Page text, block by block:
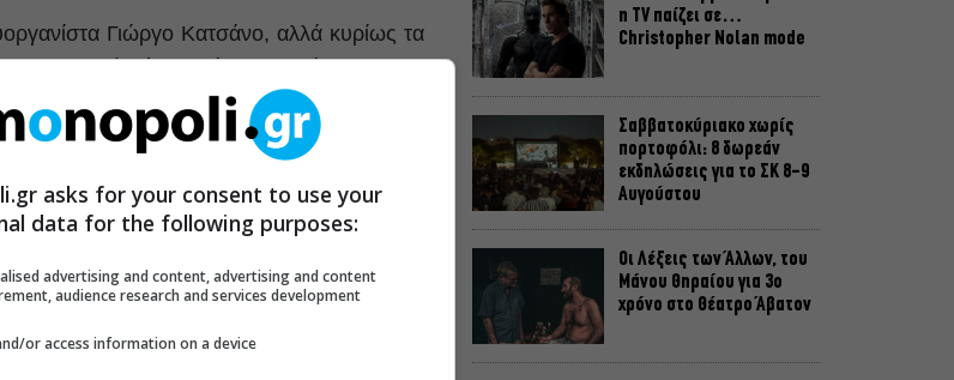
Γιώργο Κατσάνο, αλλά κυρίως τα
ξεκινούν ένα ταξίδι γνωριμίας με τους
– cd με τίτλο «Πες μου τ’ όνομά σου»,
η TV παίζει σε…
Christopher Nolan mode
Σαββατοκύριακο χωρίς
πορτοφόλι: 8 δωρεάν
εκδηλώσεις για το ΣΚ 8-9
Αυγούστου
Οι Λέξεις των Άλλων, του
Μάνου Θηραίου για 3ο
χρόνο στο Θέατρο Άβατον
asks for your consent to use your
data for the following purposes:
advertising and content, advertising and content
audience research and services development
or access information on a device